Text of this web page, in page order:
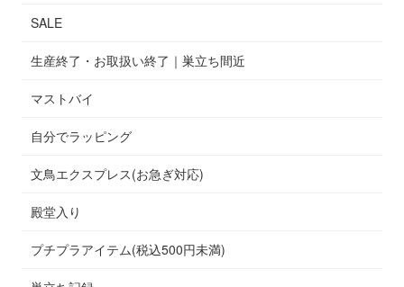
SALE
生産終了・お取扱い終了｜巣立ち間近
マストバイ
自分でラッピング
文鳥エクスプレス(お急ぎ対応)
殿堂入り
プチプラアイテム(税込500円未満)